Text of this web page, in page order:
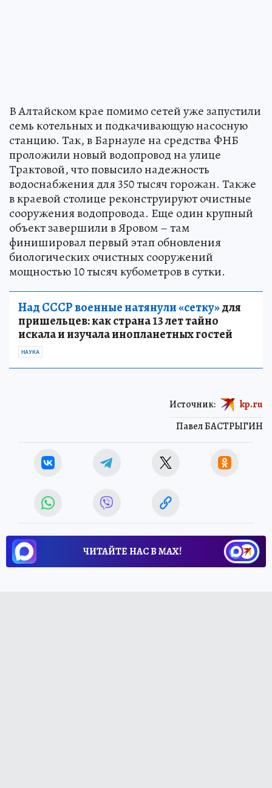
В Алтайском крае помимо сетей уже запустили
семь котельных и подкачивающую насосную
станцию. Так, в Барнауле на средства ФНБ
проложили новый водопровод на улице
Трактовой, что повысило надежность
водоснабжения для 350 тысяч горожан. Также
в краевой столице реконструируют очистные
сооружения водопровода. Еще один крупный
объект завершили в Яровом – там
финишировал первый этап обновления
биологических очистных сооружений
мощностью 10 тысяч кубометров в сутки.
Над СССР военные натянули «сетку»для
пришельцев: как страна 13 лет тайно
искала и изучала инопланетных гостей
НАУКА
Павел БАСТРЫГИН
Источник: kp.ru
ЧИТАЙТЕ НАС В МАХ!